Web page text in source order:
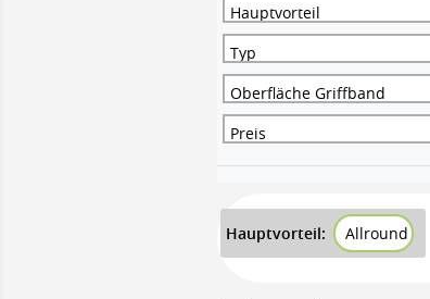
Hauptvorteil
Typ
Oberfläche Griffband
Preis
Hauptvorteil: Allround